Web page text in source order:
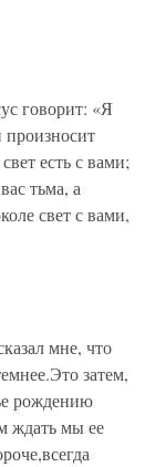
говорит: «Я
есть с вами;
тьма, а
свет с вами,
мне, что
затем,
рождению
ждать мы ее